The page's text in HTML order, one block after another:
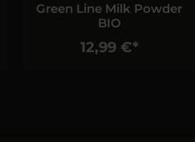
Green Line Milk Powder
BIO
12,99 €*